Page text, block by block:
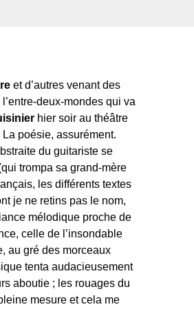
et d’autres venant des
deux-mondes qui va
hier soir au théâtre
poésie, assurément.
du guitariste se
trompa sa grand-mère
les différents textes
je ne retins pas le nom,
mélodique proche de
celle de l’insondable
au gré des morceaux
tenta audacieusement
aboutie ; les rouages du
mesure et cela me